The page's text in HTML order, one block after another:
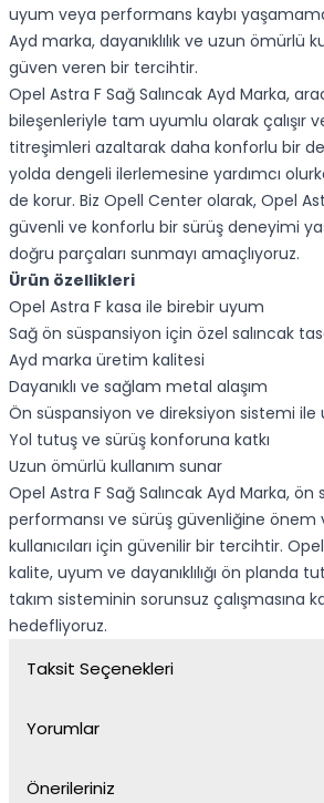
uyum veya performans kaybı
Ayd marka, dayanıklılık ve uzun ömürlü
güven veren bir tercihtir.
Opel Astra F Sağ Salıncak Ayd Marka,
bileşenleriyle tam uyumlu olarak çalışır
titreşimleri azaltarak daha konforlu bir
yolda dengeli ilerlemesine yardımcı
de korur. Biz Opell Center olarak, Opel
güvenli ve konforlu bir sürüş deneyimi
doğru parçaları sunmayı amaçlıyoruz.
Ürün özellikleri
Opel Astra F kasa ile birebir uyum
Sağ ön süspansiyon için özel salıncak
Ayd marka üretim kalitesi
Dayanıklı ve sağlam metal alaşım
Ön süspansiyon ve direksiyon sistemi ile
Yol tutuş ve sürüş konforuna katkı
Uzun ömürlü kullanım sunar
Opel Astra F Sağ Salıncak Ayd Marka, ön
performansı ve sürüş güvenliğine önem
kullanıcıları için güvenilir bir tercihtir.
kalite, uyum ve dayanıklılığı ön planda
takım sisteminin sorunsuz çalışmasına
hedefliyoruz.
Taksit Seçenekleri
Yorumlar
Önerileriniz